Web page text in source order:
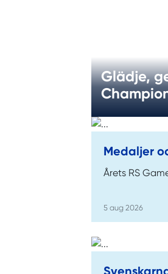
Glädje,
Medaljer
Årets RS
5 aug 2026